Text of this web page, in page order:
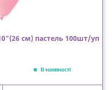
см) пастель 100шт/уп
В наявності